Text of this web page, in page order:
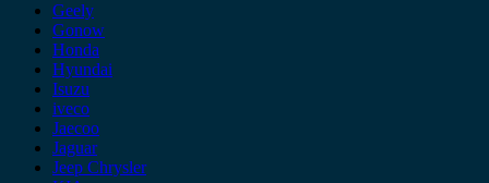
Geely
Gonow
Honda
Hyundai
Isuzu
iveco
Jaecoo
Jaguar
Jeep Chrysler